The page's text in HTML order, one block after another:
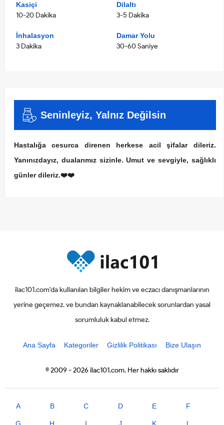
Kasiçi
10-20 Dakika
Dilaltı
3-5 Dakika
İnhalasyon
3 Dakika
Damar Yolu
30-60 Saniye
Seninleyiz, Yalnız Değilsin
Hastalığa cesurca direnen herkese acil şifalar dileriz.
Yanınızdayız, dualarımız sizinle. Umut ve sevgiyle, sağlıklı
günler dileriz.❤️❤️
ilac101.com'da kullanılan bilgiler hekim ve eczacı danışmanlarının
yerine geçemez. ve bundan kaynaklanabilecek sorunlardan yasal
sorumluluk kabul etmez.
Ana Sayfa Kategoriler Gizlilik Politikası Bize Ulaşın
© 2009 - 2026 ilac101.com. Her hakkı saklıdır
A B C D E F
G H I J K L